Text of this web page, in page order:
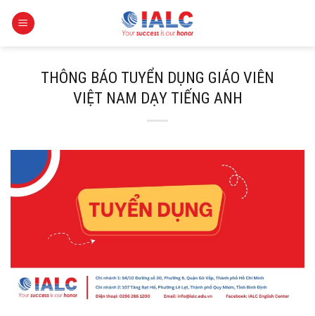
THÔNG BÁO TUYỂN DỤNG GIÁO VIÊN
VIỆT NAM DẠY TIẾNG ANH